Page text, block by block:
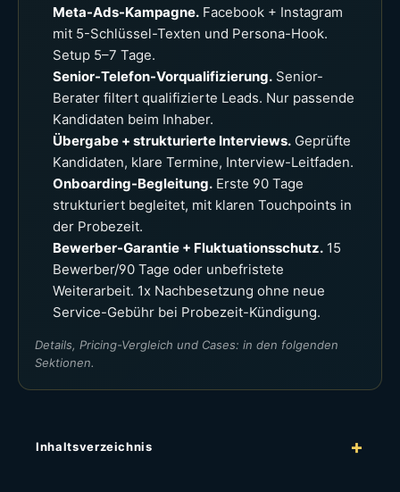
Meta-Ads-Kampagne. Facebook + Instagram
mit 5-Schlüssel-Texten und Persona-Hook.
Setup 5–7 Tage.
Senior-Telefon-Vorqualifizierung. Senior-
Berater filtert qualifizierte Leads. Nur passende
Kandidaten beim Inhaber.
Übergabe + strukturierte Interviews. Geprüfte
Kandidaten, klare Termine, Interview-Leitfaden.
Onboarding-Begleitung. Erste 90 Tage
strukturiert begleitet, mit klaren Touchpoints in
der Probezeit.
Bewerber-Garantie + Fluktuationsschutz. 15
Bewerber/90 Tage oder unbefristete
Weiterarbeit. 1x Nachbesetzung ohne neue
Service-Gebühr bei Probezeit-Kündigung.
Details, Pricing-Vergleich und Cases: in den folgenden
Sektionen.
Inhaltsverzeichnis